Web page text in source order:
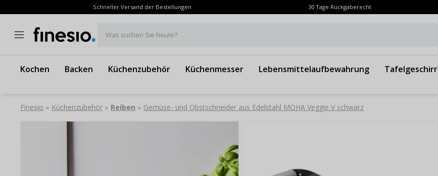
Schneller Versand der Bestellungen 30 Tage Rückgaberecht
Was suchen Sie heute?
Kochen Backen Küchenzubehör Küchenmesser Lebensmittelaufbewahrung Tafelgeschirr
Finesio » Küchenzubehör » Reiben » Gemüse- und Obstschneider aus Edelstahl MOHA Veggie V schwarz